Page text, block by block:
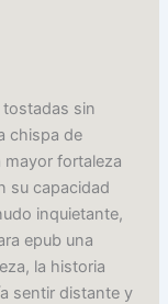
sin
chispa de
fortaleza
su capacidad
inquietante,
epub una
la historia
sentir distante y